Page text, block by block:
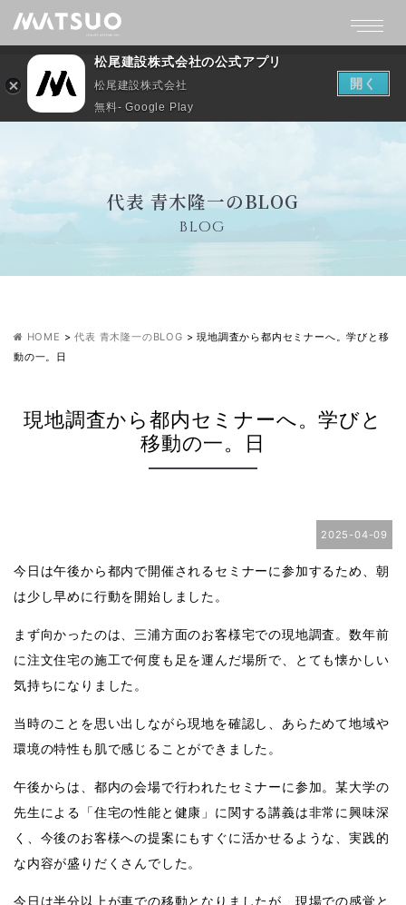
代表 青木隆一のBLOG
BLOG
HOME >代表 青木隆一のBLOG >現地調査から都内セミナーへ。学びと移
動の一。日
現地調査から都内セミナーへ。学びと
移動の一。日
2025-04-09
今日は午後から都内で開催されるセミナーに参加するため、朝
は少し早めに行動を開始しました。
まず向かったのは、三浦方面のお客様宅での現地調査。数年前
に注文住宅の施工で何度も足を運んだ場所で、とても懐かしい
気持ちになりました。
当時のことを思い出しながら現地を確認し、あらためて地域や
環境の特性も肌で感じることができました。
午後からは、都内の会場で行われたセミナーに参加。某大学の
先生による「住宅の性能と健康」に関する講義は非常に興味深
く、今後のお客様への提案にもすぐに活かせるような、実践的
な内容が盛りだくさんでした。
今日は半分以上が車での移動となりましたが、現場での感覚と
松尾建設株式会社の公式アプリ
松尾建設株式会社
無料- Google Play
開く